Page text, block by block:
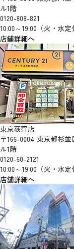
ル1階
0120-808-821
10:00～19:00（火・水定
店舗詳細へ
東京荻窪店
〒166-0004 東京都杉
ル1階
0120-60-2121
10:00～19:00（火・水定
店舗詳細へ